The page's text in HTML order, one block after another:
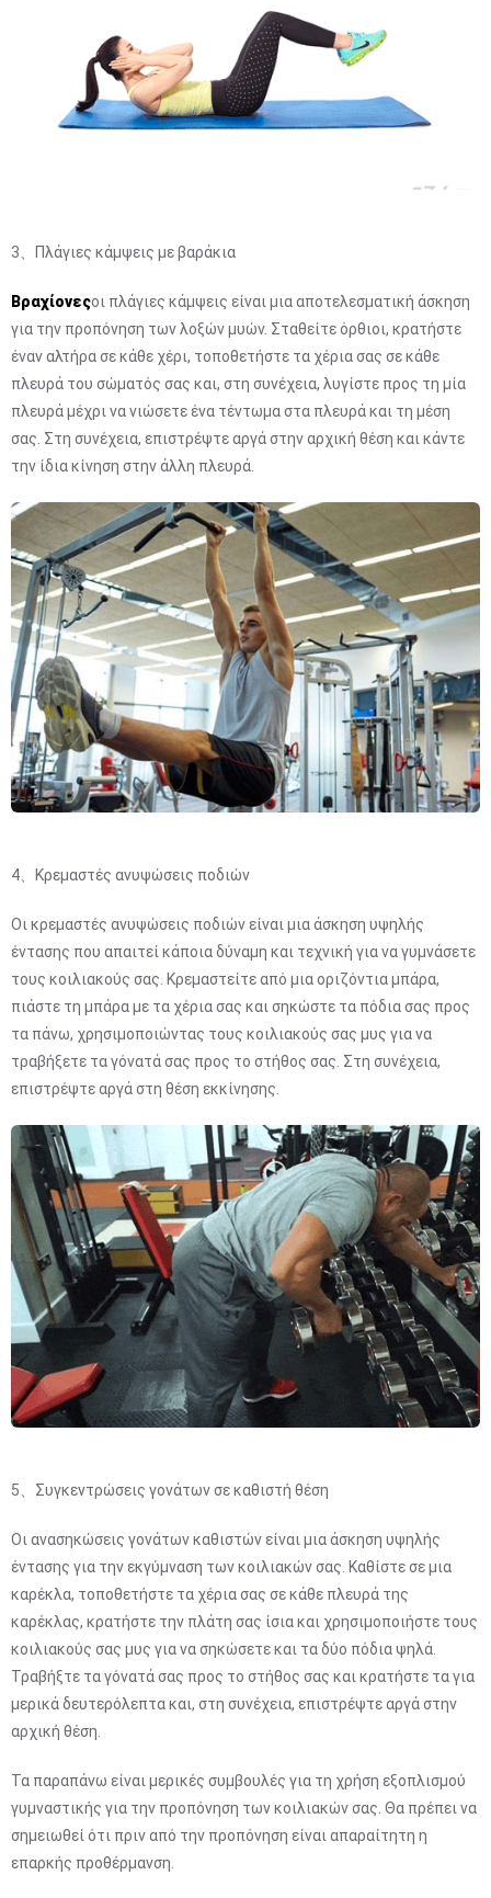
3、Πλάγιες κάμψεις με βαράκια
Βραχίονεςοι πλάγιες κάμψεις είναι μια αποτελεσματική άσκηση
για την προπόνηση των λοξών μυών. Σταθείτε όρθιοι, κρατήστε
έναν αλτήρα σε κάθε χέρι, τοποθετήστε τα χέρια σας σε κάθε
πλευρά του σώματός σας και, στη συνέχεια, λυγίστε προς τη μία
πλευρά μέχρι να νιώσετε ένα τέντωμα στα πλευρά και τη μέση
σας. Στη συνέχεια, επιστρέψτε αργά στην αρχική θέση και κάντε
την ίδια κίνηση στην άλλη πλευρά.
4、Κρεμαστές ανυψώσεις ποδιών
Οι κρεμαστές ανυψώσεις ποδιών είναι μια άσκηση υψηλής
έντασης που απαιτεί κάποια δύναμη και τεχνική για να γυμνάσετε
τους κοιλιακούς σας. Κρεμαστείτε από μια οριζόντια μπάρα,
πιάστε τη μπάρα με τα χέρια σας και σηκώστε τα πόδια σας προς
τα πάνω, χρησιμοποιώντας τους κοιλιακούς σας μυς για να
τραβήξετε τα γόνατά σας προς το στήθος σας. Στη συνέχεια,
επιστρέψτε αργά στη θέση εκκίνησης.
5、Συγκεντρώσεις γονάτων σε καθιστή θέση
Οι ανασηκώσεις γονάτων καθιστών είναι μια άσκηση υψηλής
έντασης για την εκγύμναση των κοιλιακών σας. Καθίστε σε μια
καρέκλα, τοποθετήστε τα χέρια σας σε κάθε πλευρά της
καρέκλας, κρατήστε την πλάτη σας ίσια και χρησιμοποιήστε τους
κοιλιακούς σας μυς για να σηκώσετε και τα δύο πόδια ψηλά.
Τραβήξτε τα γόνατά σας προς το στήθος σας και κρατήστε τα για
μερικά δευτερόλεπτα και, στη συνέχεια, επιστρέψτε αργά στην
αρχική θέση.
Τα παραπάνω είναι μερικές συμβουλές για τη χρήση εξοπλισμού
γυμναστικής για την προπόνηση των κοιλιακών σας. Θα πρέπει να
σημειωθεί ότι πριν από την προπόνηση είναι απαραίτητη η
επαρκής προθέρμανση.